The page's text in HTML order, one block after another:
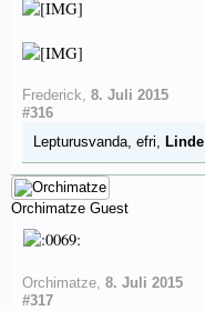
Frederick, 8. Juli 2015
#316
Lepturusvanda, efri, Linde
Orchimatze Guest
Orchimatze, 8. Juli 2015
#317